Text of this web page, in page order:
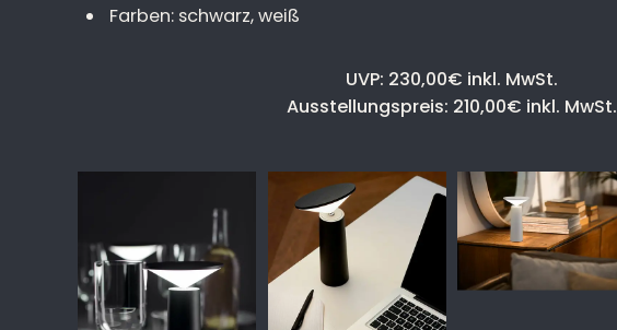
Farben: schwarz, weiß
UVP: 230,00€ inkl. MwSt.
Ausstellungspreis: 210,00€ inkl. MwSt.